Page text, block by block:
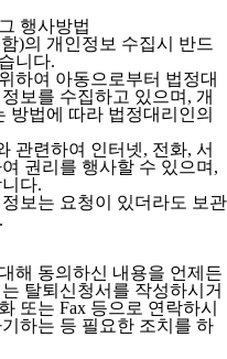
행사방법
)의 개인정보 수집시 반드
니다.
하여 아동으로부터 법정대
보를 수집하고 있으며, 개
방법에 따라 법정대리인의
관련하여 인터넷, 전화, 서
권리를 행사할 수 있으며,
다.
보는 요청이 있더라도 보관
해 동의하신 내용을 언제든
탈퇴신청서를 작성하시거
또는 Fax 등으로 연락하시
하는 등 필요한 조치를 하